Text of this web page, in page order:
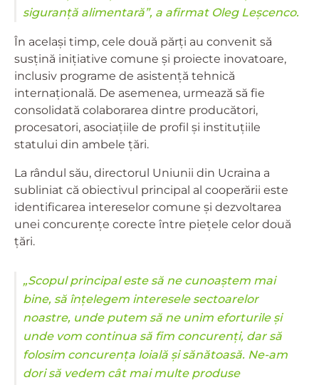
siguranță alimentară”, a afirmat Oleg Leșcenco.
În același timp, cele două părți au convenit să
susțină inițiative comune și proiecte inovatoare,
inclusiv programe de asistență tehnică
internațională. De asemenea, urmează să fie
consolidată colaborarea dintre producători,
procesatori, asociațiile de profil și instituțiile
statului din ambele țări.
La rândul său, directorul Uniunii din Ucraina a
subliniat că obiectivul principal al cooperării este
identificarea intereselor comune și dezvoltarea
unei concurențe corecte între piețele celor două
țări.
„Scopul principal este să ne cunoaștem mai
bine, să înțelegem interesele sectoarelor
noastre, unde putem să ne unim eforturile și
unde vom continua să fim concurenți, dar să
folosim concurența loială și sănătoasă. Ne-am
dori să vedem cât mai multe produse